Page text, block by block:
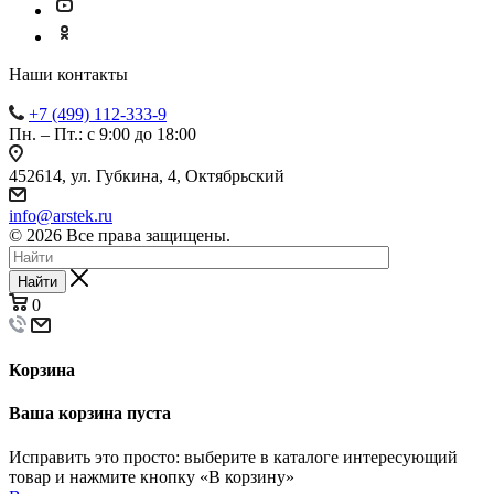
Наши контакты
+7 (499) 112-333-9
Пн. – Пт.: с 9:00 до 18:00
452614, ул. Губкина, 4, Октябрьский
info@arstek.ru
© 2026 Все права защищены.
Найти
0
Корзина
Ваша корзина пуста
Исправить это просто: выберите в каталоге интересующий
товар и нажмите кнопку «В корзину»